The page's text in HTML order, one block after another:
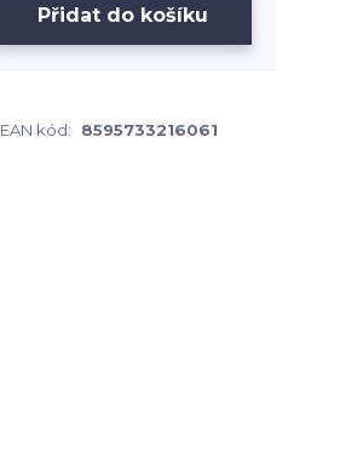
Přidat do košíku
EAN kód: 8595733216061